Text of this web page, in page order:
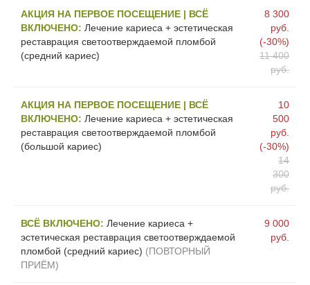
АКЦИЯ НА ПЕРВОЕ ПОСЕЩЕНИЕ | ВСЁ
ВКЛЮЧЕНО: Лечение кариеса + эстетическая
реставрация светоотверждаемой пломбой
(средний кариес)
8 300
руб.
(-30%)
11 400
руб.
АКЦИЯ НА ПЕРВОЕ ПОСЕЩЕНИЕ | ВСЁ
ВКЛЮЧЕНО: Лечение кариеса + эстетическая
реставрация светоотверждаемой пломбой
(большой кариес)
10
500
руб.
(-30%)
14
300
руб.
ВСЁ ВКЛЮЧЕНО: Лечение кариеса +
эстетическая реставрация светоотверждаемой
пломбой (средний кариес) (ПОВТОРНЫЙ
ПРИЁМ)
9 000
руб.